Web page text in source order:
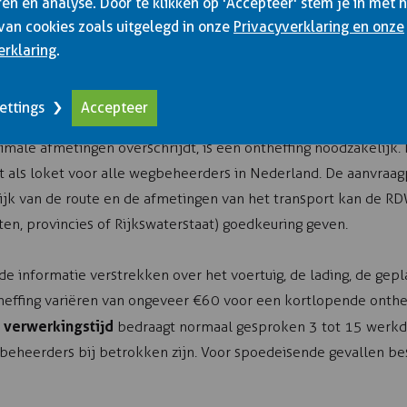
worden gekoppeld aan kentekens, waardoor
om altijd de juiste ontheffingen en vergunningen bij zich te
voor uitzonderlijk
afmetingen overschrijdt, is een ontheffing
als loket voor alle wegbeheerders in Nederland. De
van de route en de afmetingen van het transport kan de
provincies of Rijkswaterstaat) goedkeuring geven.
informatie verstrekken over het voertuig, de lading, de
variëren van ongeveer €60 voor een kortlopende
verwerkingstijd bedraagt normaal gesproken 3 tot 15
bij betrokken zijn. Voor spoedeisende gevallen
cookies zoals uitgelegd in onze Privacyverklaring en onze
.
Accepteer